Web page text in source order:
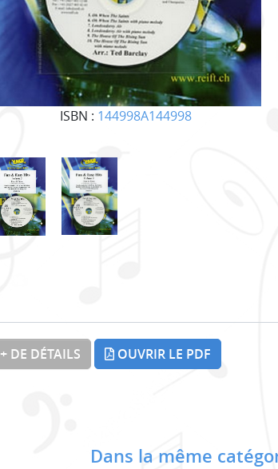
ISBN : 144998A144998
+ DE DÉTAILS OUVRIR LE PDF
Dans la même